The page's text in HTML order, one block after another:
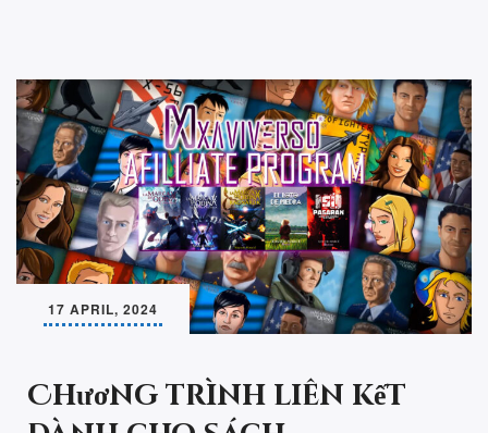
17 APRIL, 2024
Chương trình liên kết